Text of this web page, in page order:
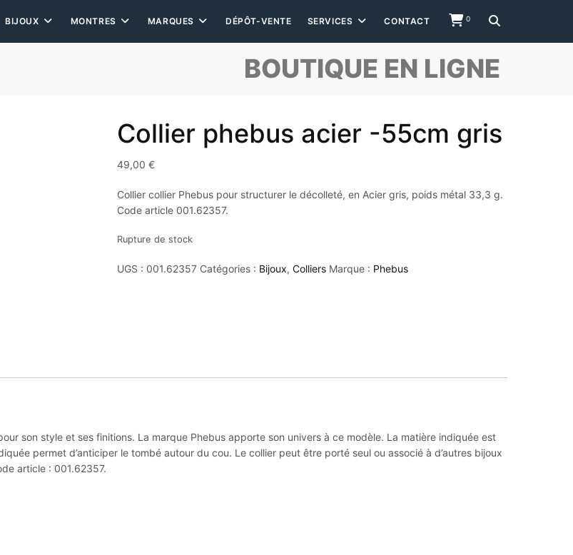
0
BIJOUX MONTRES MARQUES DÉPÔT-VENTE SERVICES CONTACT
BOUTIQUE EN LIGNE
Collier phebus acier -55cm gris
49,00 €
Collier collier Phebus pour structurer le décolleté, en Acier gris, poids métal 33,3 g.
Code article 001.62357.
Rupture de stock
UGS : 001.62357 Catégories : Bijoux, Colliers Marque : Phebus
son style et ses finitions. La marque Phebus apporte son univers à ce modèle. La matière indiquée est
permet d’anticiper le tombé autour du cou. Le collier peut être porté seul ou associé à d’autres bijoux
article : 001.62357.